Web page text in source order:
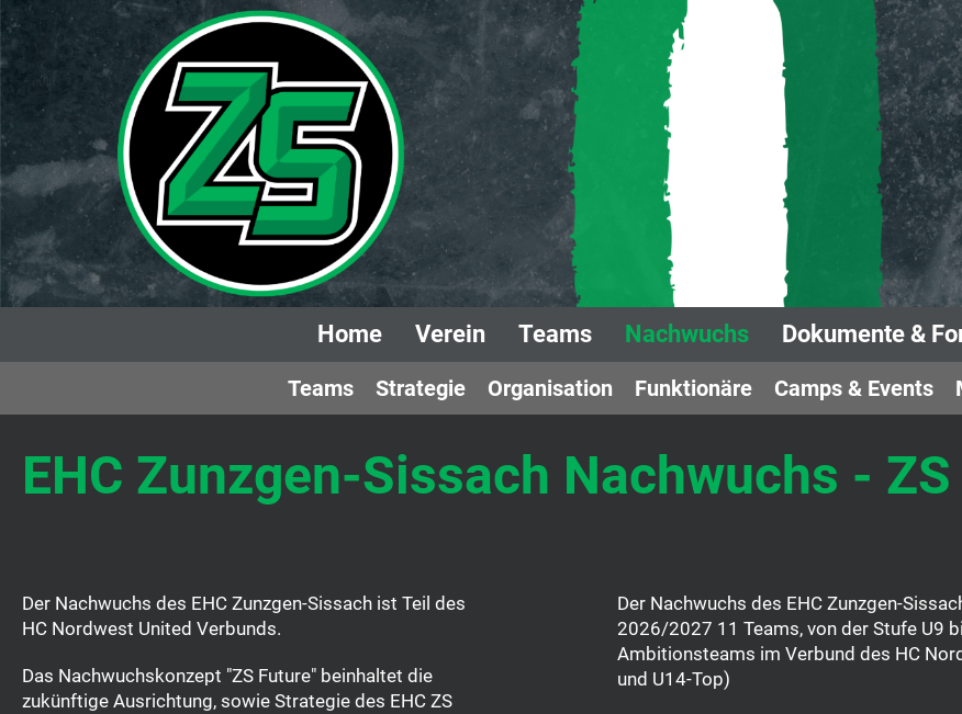
Home Verein Teams Nachwuchs Dokumente &
Teams Strategie Organisation Funktionäre Camps & Events
EHC Zunzgen-Sissach Nachwuchs -
Der Nachwuchs des EHC Zunzgen-Sissach ist Teil des
HC Nordwest United Verbunds.
Das Nachwuchskonzept "ZS Future" beinhaltet die
zukünftige Ausrichtung, sowie Strategie des EHC ZS
Der Nachwuchs des EHC Zunzgen-
2026/2027 11 Teams, von der Stufe U9
Ambitionsteams im Verbund des HC
und U14-Top)